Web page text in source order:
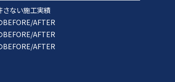
さない施工実績
BEFORE/AFTER
BEFORE/AFTER
BEFORE/AFTER